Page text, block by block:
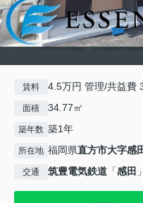
賃料 4.5万円 管理/共益費
面積 34.77㎡
築年数 築1年
所在地 福岡県直方市大字感
交通 筑豊電気鉄道 「感田